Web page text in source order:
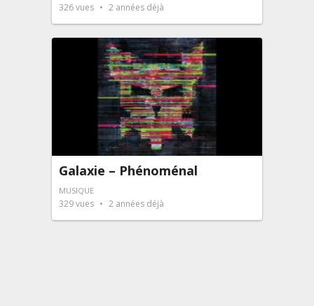
326vues 2 années déjà
Galaxie – Phénoménal
MUSIQUE
329vues 2 années déjà